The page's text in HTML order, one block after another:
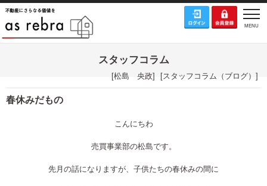
スタッフコラム
[松島 央政] [スタッフコラム（ブログ） ]
春休みだもの
こんにちわ
売買事業部の松島です。
先月の話になりますが、子供たちの春休みの間に